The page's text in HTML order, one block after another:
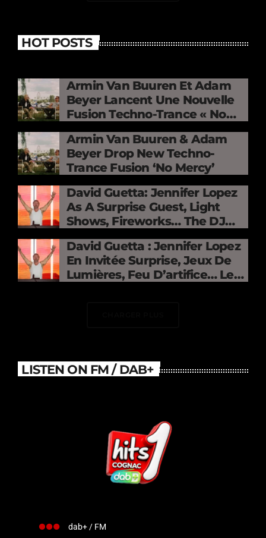
HOT POSTS
Armin Van Buuren Et Adam
Beyer Lancent Une Nouvelle
Fusion Techno-Trance « No
Mercy »
Armin Van Buuren & Adam
Beyer Drop New Techno-
Trance Fusion ‘No Mercy’
David Guetta: Jennifer Lopez
As A Surprise Guest, Light
Shows, Fireworks… The DJ
Electrifies The Stade De
France
David Guetta : Jennifer Lopez
En Invitée Surprise, Jeux De
Lumières, Feu D’artifice… Le
LISTEN ON FM / DAB+
dab+ / FM